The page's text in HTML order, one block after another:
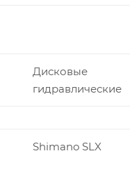
Дисковые
гидравлические
Shimano SLX